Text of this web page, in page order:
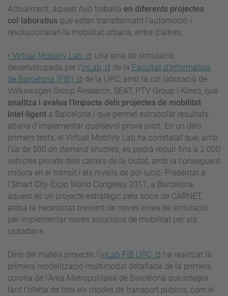
Actualment, aquest hub treballa en diferents projectes
col·laboratius que estan transformant l’automoció i
revolucionaran la mobilitat urbana, entre d’altres:
• Virtual Mobility Lab
: una eina de simulació,
desenvolupada per l’inLab de la Facultat d’Informàtica
de Barcelona (FIB)
de la UPC, amb la col·laboració de
Volkswagen Group Research, SEAT, PTV Group i Kineo, que
analitza i avalua l’impacte dels projectes de mobilitat
intel·ligent a Barcelona i que permet extrapolar resultats
abans d’implementar qualsevol prova pilot. En un dels
primers tests, el Virtual Mobility Lab ha constatat que, amb
l’ús de 500 on demand shuttles , es podrà reduir fins a 2.000
vehicles privats dels carrers de la ciutat, amb la consegüent
millora en el trànsit i els nivells de pol·lució. Presentat a
l’Smart City Expo World Congress 2017, a Barcelona,
aquest és un projecte estratègic pels socis de CARNET,
atesa la necessitat creixent de noves eines de simulació
per implementar noves solucions de mobilitat per als
ciutadans.
Dins del mateix projecte, l’inLab FIB UPC
ha realitzat la
primera modelització multimodal detallada de la primera
corona de l’Àrea Metropolitana de Barcelona que integra
tant l'oferta de tots els modes de transport públics, com el